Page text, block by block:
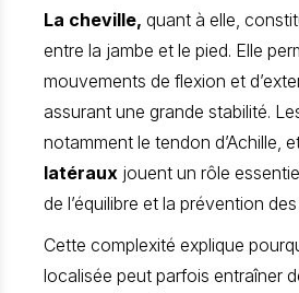
La cheville, quant à elle,
entre la jambe et le pied. Elle
mouvements de flexion et
assurant une grande stabilité.
notamment le tendon d’Achille,
latéraux jouent un rôle
de l’équilibre et la prévention
Cette complexité explique
localisée peut parfois entraîner